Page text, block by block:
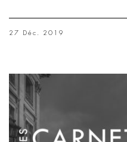
27 Déc. 2019